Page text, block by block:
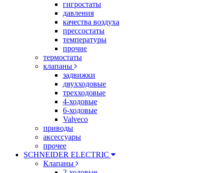
гигростаты
давления
качества воздуха
прессостаты
температуры
прочие
термостаты
клапаны
задвижки
двухходовые
трехходовые
4-ходовые
6-ходовые
Valveco
приводы
аксессуары
прочее
SCHNEIDER ELECTRIC
Клапаны